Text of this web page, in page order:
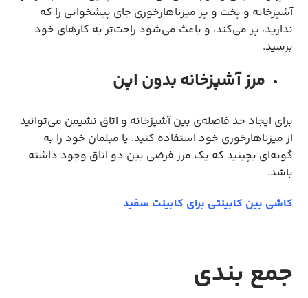
آشپزخانه و پخت و پز میزناهارخوری جای پیشخوانی را که
ندارید، پر می‌کند، و باعث می‌شود راحت‌تر به کارهای خود
برسید.
مرز آشپزخانه بدون اپن
برای ایجاد حد فاصله‌ی بین آشپزخانه و اتاق نشیمن می‌توانید
از میزناهارخوری خود استفاده کنید. یا مبلمان خود را به
گونه‌ای بچینید که یک مرز فرضی بین دو اتاق وجود داشته
باشد.
کاشی بین کابینتی برای کابینت سفید
جمع بندی